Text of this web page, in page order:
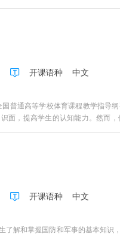
开课语种 中文
普通高等学校体育课程教学指导
面，提高学生的认知能力。然而
本团队创编的《大学体育与健康
育人为本，健康第一，促进终身
和广度，促使大学生终身体育观
育锻炼促进健康的方法第五章 现
开课语种 中文
解和掌握国防和军事的基本知识